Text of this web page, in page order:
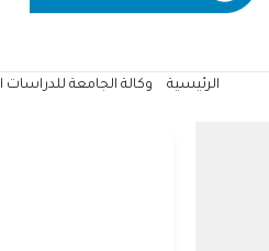
الرئيسية وكالة الجامعة للدراسات